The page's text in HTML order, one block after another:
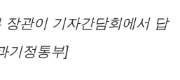
관이 기자간담회에서 답
기정통부]